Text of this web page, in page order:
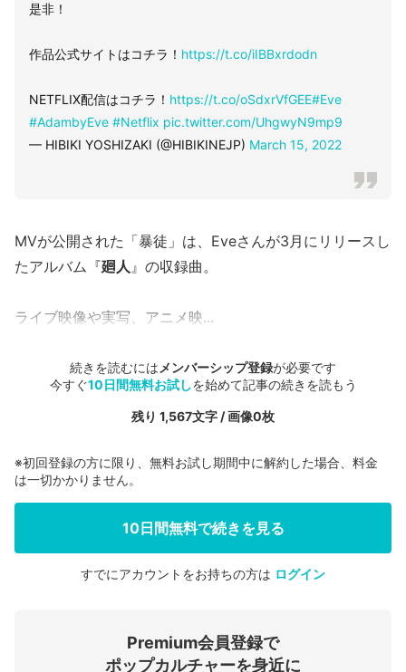
是非！
作品公式サイトはコチラ！ https://t.co/iIBBxrdodn
NETFLIX配信はコチラ！ https://t.co/oSdxrVfGEE#Eve
#AdambyEve #Netflix pic.twitter.com/UhgwyN9mp9
— HIBIKI YOSHIZAKI (@HIBIKINEJP) March 15, 2022
MVが公開された「暴徒」は、Eveさんが3月にリリースし
たアルバム『廻人』の収録曲。
ライブ映像や実写、アニメ映...
続きを読むには メンバーシップ登録が必要です
今すぐ10日間無料お試しを始めて記事の続きを読もう
残り 1,567文字 / 画像0枚
会員登録する
ログインする
※初回登録の方に限り、無料お試し期間中に解約した場合、料金
は一切かかりません。
10日間無料で続きを見る
すでにアカウントをお持ちの方は ログイン
Premium会員登録で
ポップカルチャーを身近に